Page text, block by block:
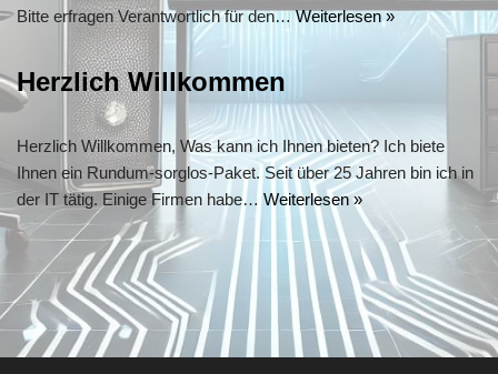
Bitte erfragen Verantwortlich für den…Weiterlesen »
Herzlich Willkommen
Herzlich Willkommen, Was kann ich Ihnen bieten? Ich biete
Ihnen ein Rundum-sorglos-Paket. Seit über 25 Jahren bin ich in
der IT tätig. Einige Firmen habe… Weiterlesen »